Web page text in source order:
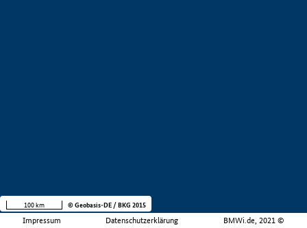
Impressum Datenschutzerklärung BMWi.de, 2021 ©
100 km © Geobasis-DE / BKG 2015